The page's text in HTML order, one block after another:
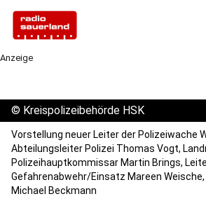
Anzeige
© Kreispolizeibehörde HSK
Vorstellung neuer Leiter der Polizeiwache
Abteilungsleiter Polizei Thomas Vogt,
Polizeihauptkommissar Martin Brings,
Gefahrenabwehr/Einsatz Mareen
Michael Beckmann